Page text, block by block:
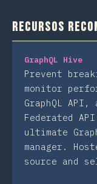
Recursos
GraphQL Hive
Prevent
monitor
GraphQL API,
Federated
ultimate
manager.
source and